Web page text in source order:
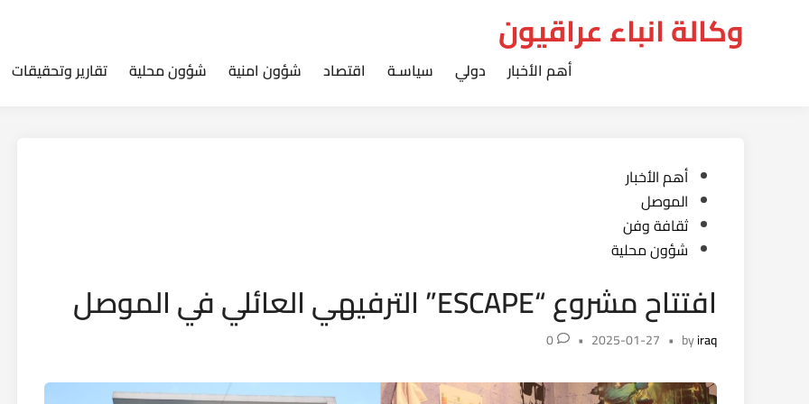
وكالة انباء عراقيون
أهم الأخبار دولي سياسـة اقتصاد شؤون امنية شؤون محلية تقارير وتحقيقات
Posted
in
أهم الأخبار
الموصل
ثقافة وفن
شؤون محلية
افتتاح مشروع “ESCAPE” الترفيهي العائلي في الموصل
byiraq
•
2025-01-27
•
0